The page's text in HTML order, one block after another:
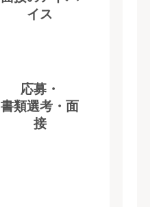
イス
応募・
書類選考・面
接